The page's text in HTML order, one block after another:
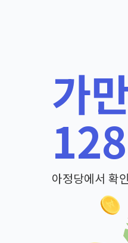
가
아정당에서 확